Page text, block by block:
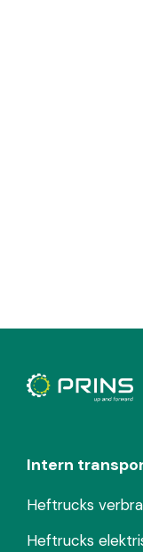
Intern
Heftrucks
Heftrucks